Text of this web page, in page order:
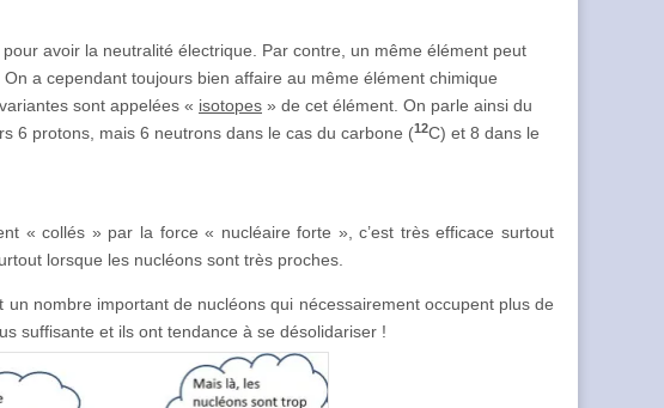
avoir la neutralité électrique. Par contre, un même élément peut
a cependant toujours bien affaire au même élément chimique
sont appelées « isotopes » de cet élément. On parle ainsi du
6 protons, mais 6 neutrons dans le cas du carbone (12C) et 8 dans le
« collés » par la force « nucléaire forte », c’est très efficace surtout
lorsque les nucléons sont très proches.
nombre important de nucléons qui nécessairement occupent plus de
suffisante et ils ont tendance à se désolidariser !